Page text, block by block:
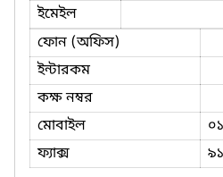
ইমেইল
ফোন (অফিস)
ইন্টারকম
কক্ষ নম্বর
মোবাইল
ফ্যাক্স